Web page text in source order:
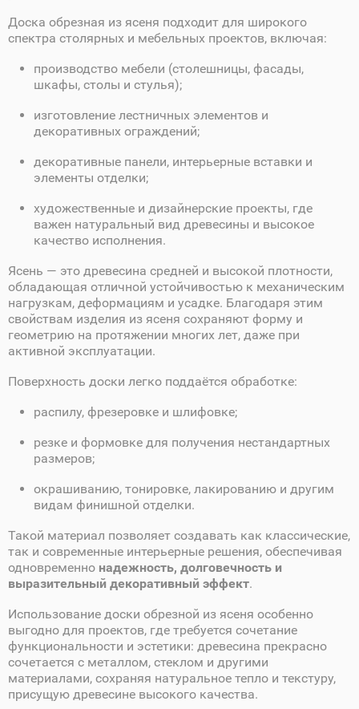
Доска обрезная из ясеня подходит для широкого
спектра столярных и мебельных проектов, включая:
производство мебели (столешницы, фасады,
шкафы, столы и стулья);
изготовление лестничных элементов и
декоративных ограждений;
декоративные панели, интерьерные вставки и
элементы отделки;
художественные и дизайнерские проекты, где
важен натуральный вид древесины и высокое
качество исполнения.
Ясень — это древесина средней и высокой плотности,
обладающая отличной устойчивостью к механическим
нагрузкам, деформациям и усадке. Благодаря этим
свойствам изделия из ясеня сохраняют форму и
геометрию на протяжении многих лет, даже при
активной эксплуатации.
Поверхность доски легко поддаётся обработке:
распилу, фрезеровке и шлифовке;
резке и формовке для получения нестандартных
размеров;
окрашиванию, тонировке, лакированию и другим
видам финишной отделки.
Такой материал позволяет создавать как классические,
так и современные интерьерные решения, обеспечивая
одновременно надежность, долговечность и
выразительный декоративный эффект.
Использование доски обрезной из ясеня особенно
выгодно для проектов, где требуется сочетание
функциональности и эстетики: древесина прекрасно
сочетается с металлом, стеклом и другими
материалами, сохраняя натуральное тепло и текстуру,
присущую древесине высокого качества.